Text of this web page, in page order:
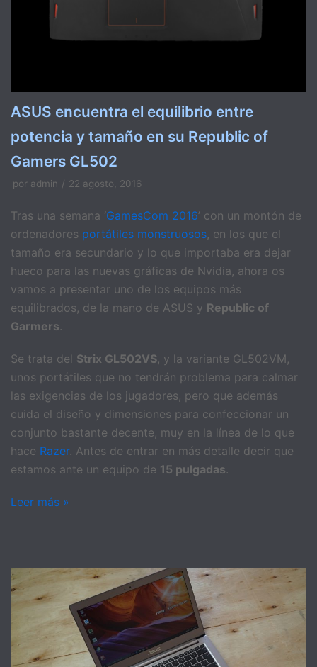
ASUS encuentra el equilibrio entre
potencia y tamaño en su Republic of
Gamers GL502
por admin 22 agosto, 2016
Tras una semana ‘GamesCom 2016’ con un montón de
ordenadores portátiles monstruosos, en los que el
tamaño era secundario y lo que importaba era dejar
hueco para las nuevas gráficas de Nvidia, ahora os
vamos a presentar uno de los equipos más
equilibrados, de la mano de ASUS y Republic of
Garmers.
Se trata del Strix GL502VS, y la variante GL502VM,
unos portátiles que no tendrán problema para calmar
las exigencias de los jugadores, pero que además
cuida el diseño y dimensiones para confeccionar un
conjunto bastante decente, muy en la línea de lo que
hace Razer. Antes de entrar en más detalle decir que
estamos ante un equipo de 15 pulgadas.
Leer más »